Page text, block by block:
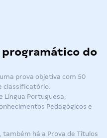
do
prova objetiva com 50
classificatório.
Língua Portuguesa,
Pedagógicos e
, também há a Prova de Títulos